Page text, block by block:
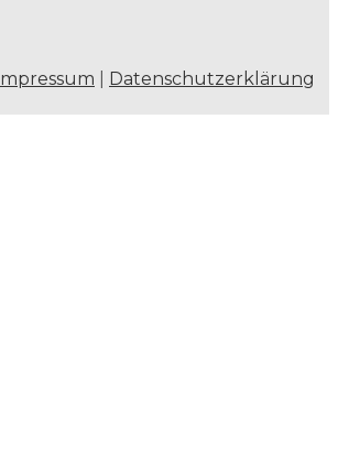
Impressum Datenschutzerklärung